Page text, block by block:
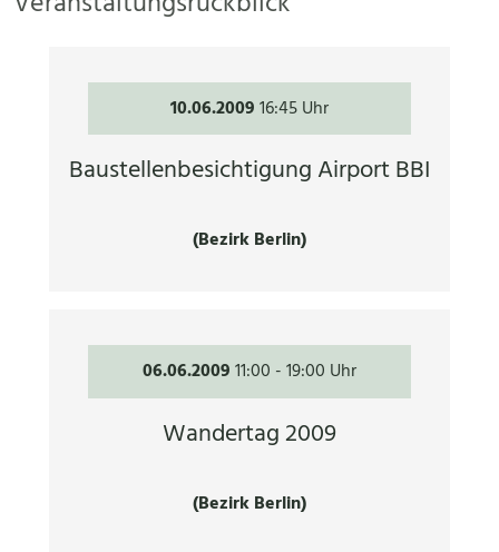
10.06.200916:45 Uhr
Baustellenbesichtigung Airport BBI
(Bezirk Berlin)
06.06.200911:00 -19:00 Uhr
Wandertag 2009
(Bezirk Berlin)